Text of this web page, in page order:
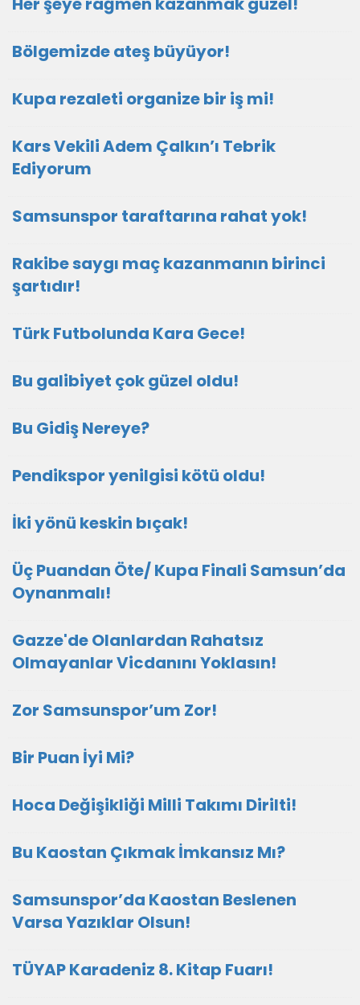
Bölgemizde ateş büyüyor!
Kupa rezaleti organize bir iş mi!
Kars Vekili Adem Çalkın’ı Tebrik
Ediyorum
Samsunspor taraftarına rahat yok!
Rakibe saygı maç kazanmanın birinci
şartıdır!
Türk Futbolunda Kara Gece!
Bu galibiyet çok güzel oldu!
Bu Gidiş Nereye?
Pendikspor yenilgisi kötü oldu!
İki yönü keskin bıçak!
Üç Puandan Öte/ Kupa Finali Samsun’da
Oynanmalı!
Gazze'de Olanlardan Rahatsız
Olmayanlar Vicdanını Yoklasın!
Zor Samsunspor’um Zor!
Bir Puan İyi Mi?
Hoca Değişikliği Milli Takımı Dirilti!
Bu Kaostan Çıkmak İmkansız Mı?
Samsunspor’da Kaostan Beslenen
Varsa Yazıklar Olsun!
TÜYAP Karadeniz 8. Kitap Fuarı!